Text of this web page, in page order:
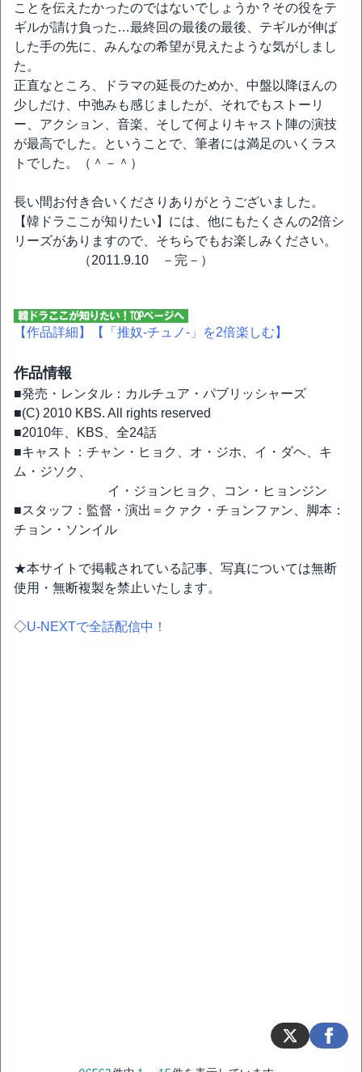
ことを伝えたかったのではないでしょうか？その役をテ
ギルが請け負った…最終回の最後の最後、テギルが伸ば
した手の先に、みんなの希望が見えたような気がしまし
た。
正直なところ、ドラマの延長のためか、中盤以降ほんの
少しだけ、中弛みも感じましたが、それでもストーリ
ー、アクション、音楽、そして何よりキャスト陣の演技
が最高でした。ということで、筆者には満足のいくラス
トでした。（＾－＾）
長い間お付き合いくださりありがとうございました。
【韓ドラここが知りたい】には、他にもたくさんの2倍シ
リーズがありますので、そちらでもお楽しみください。
（2011.9.10 －完－）
【作品詳細】 【「推奴-チュノ-」を2倍楽しむ】
作品情報
■発売・レンタル：カルチュア・パブリッシャーズ
■(C) 2010 KBS. All rights reserved
■2010年、KBS、全24話
■キャスト：チャン・ヒョク、オ・ジホ、イ・ダヘ、キ
ム・ジソク、
イ・ジョンヒョク、コン・ヒョンジン
■スタッフ：監督・演出＝クァク・チョンファン、脚本：
チョン・ソンイル
★本サイトで掲載されている記事、写真については無断
使用・無断複製を禁止いたします。
◇U-NEXTで全話配信中！